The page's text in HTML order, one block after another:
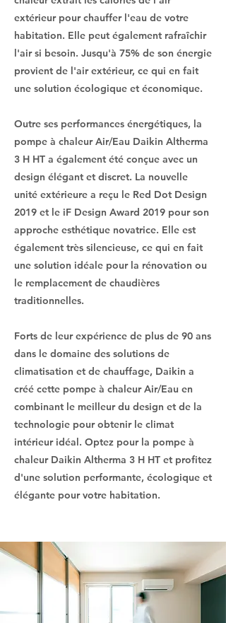
extérieur pour chauffer l'eau de votre
habitation. Elle peut également rafraîchir
l'air si besoin. Jusqu'à 75% de son énergie
provient de l'air extérieur, ce qui en fait
une solution écologique et économique.
Outre ses performances énergétiques, la
pompe à chaleur Air/Eau Daikin Altherma
3 H HT a également été conçue avec un
design élégant et discret. La nouvelle
unité extérieure a reçu le Red Dot Design
2019 et le iF Design Award 2019 pour son
approche esthétique novatrice. Elle est
également très silencieuse, ce qui en fait
une solution idéale pour la rénovation ou
le remplacement de chaudières
traditionnelles.
Forts de leur expérience de plus de 90 ans
dans le domaine des solutions de
climatisation et de chauffage, Daikin a
créé cette pompe à chaleur Air/Eau en
combinant le meilleur du design et de la
technologie pour obtenir le climat
intérieur idéal. Optez pour la pompe à
chaleur Daikin Altherma 3 H HT et profitez
d'une solution performante, écologique et
élégante pour votre habitation.